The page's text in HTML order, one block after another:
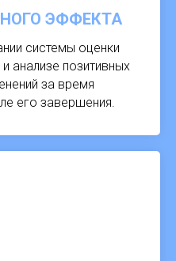
ЭФФЕКТА
системы оценки
анализе позитивных
за время
его завершения.